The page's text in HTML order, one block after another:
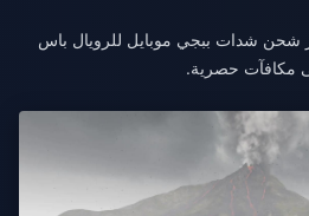
شحن شدات ببجي موبايل للرويال باس